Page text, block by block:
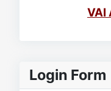
VAI
Login Form